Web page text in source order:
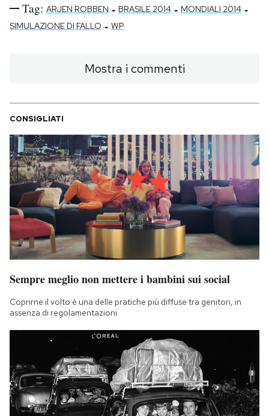
Tag: ARJEN ROBBEN - BRASILE 2014 - MONDIALI 2014 -
SIMULAZIONE DI FALLO - WP
Mostra i commenti
CONSIGLIATI
Sempre meglio non mettere i bambini sui social
Coprirne il volto è una delle pratiche più diffuse tra genitori, in
assenza di regolamentazioni